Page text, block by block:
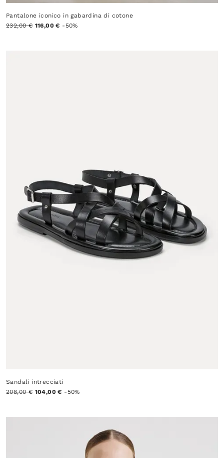
Pantalone iconico in gabardina di cotone
232,00 € 116,00 € -50%
Sandali intrecciati
208,00 € 104,00 € -50%